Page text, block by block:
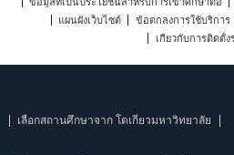
แผนผังเว็บไซต์
ข้อตกลงการใช้บริการ
เกี่ยวกับการติดตั้ง
เลือกสถานศึกษาจาก โตเกียวมหาวิทยาลัย